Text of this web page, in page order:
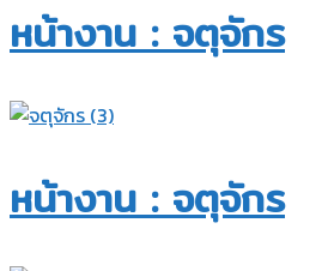
หน้างาน : จตุจักร
หน้างาน : จตุจักร